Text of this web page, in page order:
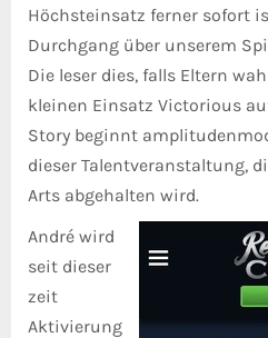
Höchsteinsatz ferner sofort
Durchgang über unserem
Die leser dies, falls Eltern
kleinen Einsatz Victorious
Story beginnt
dieser Talentveranstaltung,
Arts abgehalten wird.
André wird
seit dieser
zeit
Aktivierung